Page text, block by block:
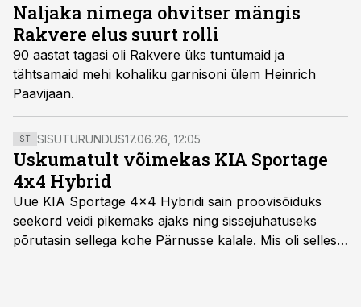
Naljaka nimega ohvitser mängis
Rakvere elus suurt rolli
90 aastat tagasi oli Rakvere üks tuntumaid ja
tähtsamaid mehi kohaliku garnisoni ülem Heinrich
Paavijaan.
ST SISUTURUNDUS17.06.26, 12:05
Uskumatult võimekas KIA Sportage
4x4 Hybrid
Uue KIA Sportage 4x4 Hybridi sain proovisõiduks
seekord veidi pikemaks ajaks ning sissejuhatuseks
põrutasin sellega kohe Pärnusse kalale. Mis oli selles